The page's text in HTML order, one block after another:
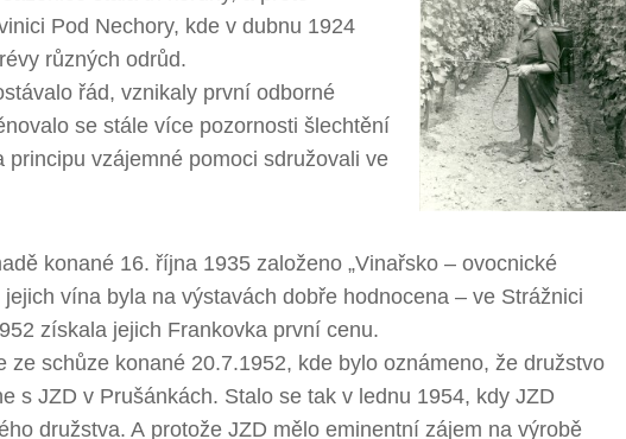
Pod Nechory, kde v dubnu 1924
různých odrůd.
řád, vznikaly první odborné
se stále více pozornosti šlechtění
vzájemné pomoci sdružovali ve
konané 16. října 1935 založeno „Vinařsko – ovocnické
vína byla na výstavách dobře hodnocena – ve Strážnici
získala jejich Frankovka první cenu.
ze schůze konané 20.7.1952, kde bylo oznámeno, že družstvo
s JZD v Prušánkách. Stalo se tak v lednu 1954, kdy JZD
družstva. A protože JZD mělo eminentní zájem na výrobě